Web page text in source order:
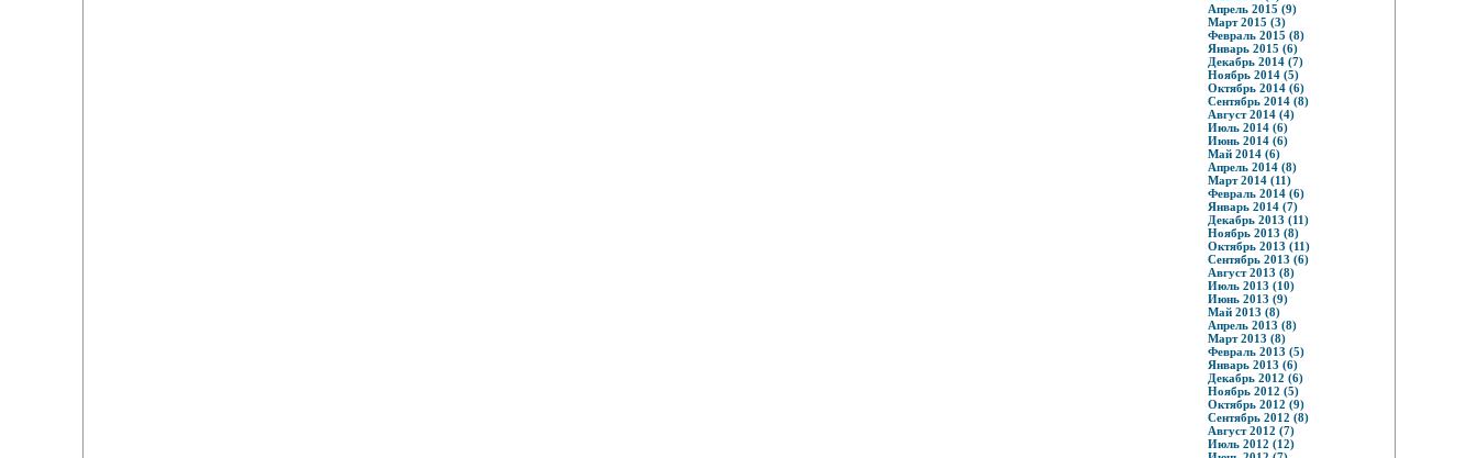
Апрель 2015 (9)
Март 2015 (3)
Февраль 2015 (8)
Январь 2015 (6)
Декабрь 2014 (7)
Ноябрь 2014 (5)
Октябрь 2014 (6)
Сентябрь 2014 (8)
Август 2014 (4)
Июль 2014 (6)
Июнь 2014 (6)
Май 2014 (6)
Апрель 2014 (8)
Март 2014 (11)
Февраль 2014 (6)
Январь 2014 (7)
Декабрь 2013 (11)
Ноябрь 2013 (8)
Октябрь 2013 (11)
Сентябрь 2013 (6)
Август 2013 (8)
Июль 2013 (10)
Июнь 2013 (9)
Май 2013 (8)
Апрель 2013 (8)
Март 2013 (8)
Февраль 2013 (5)
Январь 2013 (6)
Декабрь 2012 (6)
Ноябрь 2012 (5)
Октябрь 2012 (9)
Сентябрь 2012 (8)
Август 2012 (7)
Июль 2012 (12)